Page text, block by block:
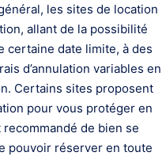
les sites de location
allant de la possibilité
certaine date limite, à des
d’annulation variables en
Certains sites proposent
pour vous protéger en
recommandé de bien se
pouvoir réserver en toute